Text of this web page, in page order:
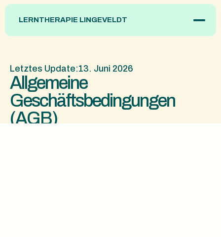
LERNTHERAPIE LINGEVELDT
Dienstleistungen
Integrative Lerntherapie
Individuelle Deutschförderung
Material
Ratgeber
Kontakt
Letztes Update:13. Juni 2026